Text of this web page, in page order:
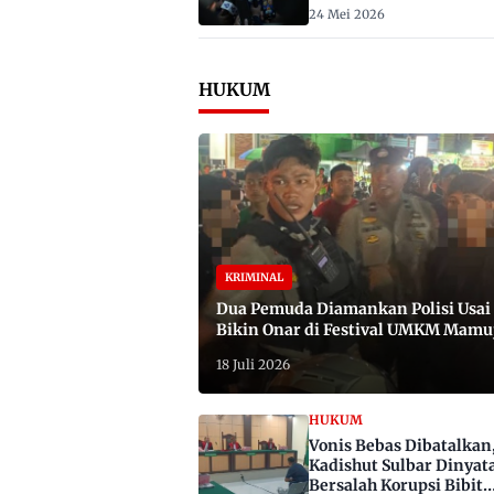
2029
24 Mei 2026
HUKUM
KRIMINAL
Dua Pemuda Diamankan Polisi Usai
Bikin Onar di Festival UMKM
Satu Bawa Badik
18 Juli 2026
HUKUM
Vonis Bebas
Kadishut Sulbar
Bersalah Korupsi Bibit